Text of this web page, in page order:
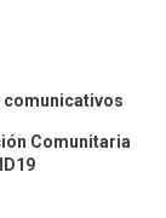
comunicativos
Comunitaria